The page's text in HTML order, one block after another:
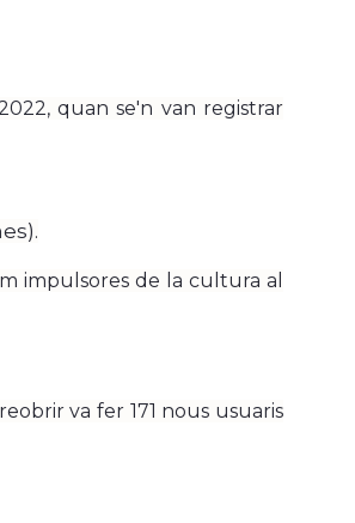
quan se'n van registrar
impulsores de la cultura al
va fer 171 nous usuaris